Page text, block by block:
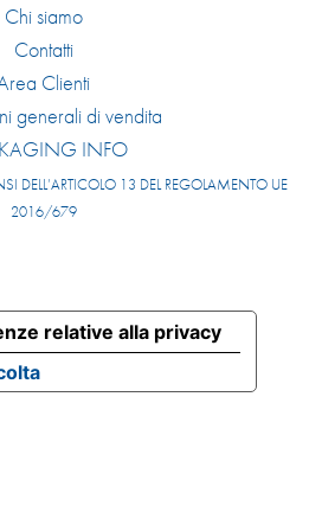
Chi siamo
Contatti
Clienti
generali di vendita
INFO
DELL’ARTICOLO 13 DEL REGOLAMENTO UE
2016/679
relative alla privacy